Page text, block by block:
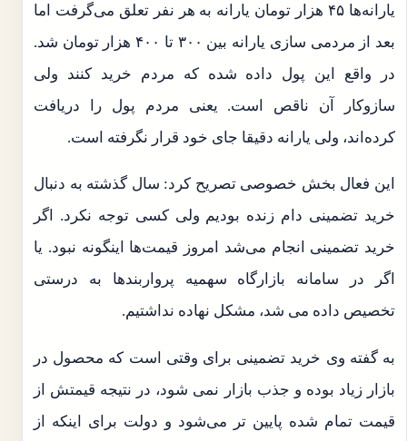
یارانه‌ها ۴۵ هزار تومان یارانه به هر نفر تعلق می‌گرفت اما
بعد از مردمی سازی یارانه بین ۳۰۰ تا ۴۰۰ هزار تومان شد.
در واقع این پول داده شده که مردم خرید کنند ولی
سازوکار آن ناقص است. یعنی مردم پول را دریافت
کرده‌اند، ولی یارانه دقیقا جای خود قرار نگرفته است.
این فعال بخش خصوصی تصریح کرد: سال گذشته به دنبال
خرید تضمینی دام زنده بودیم ولی کسی توجه نکرد. اگر
خرید تضمینی انجام می‌شد امروز قیمت‌ها اینگونه نبود. یا
اگر در سامانه بازارگاه سهمیه پرواربندها به درستی
تخصیص داده می شد، مشکل نهاده نداشتیم.
به گفته وی خرید تضمینی برای وقتی است که محصول در
بازار زیاد بوده و جذب بازار نمی شود، در نتیجه قیمتش از
قیمت تمام شده‌ پایین تر می‌شود و دولت برای اینکه از